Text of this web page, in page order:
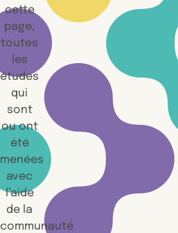
cette
page,
toutes
les
études
qui
sont
ou ont
été
menées
avec
l’aide
de la
communauté